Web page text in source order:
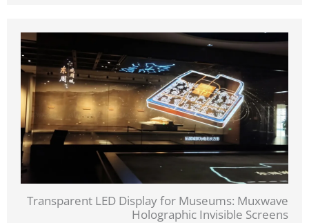
Transparent LED Display for Museums: Muxwave
Holographic Invisible Screens